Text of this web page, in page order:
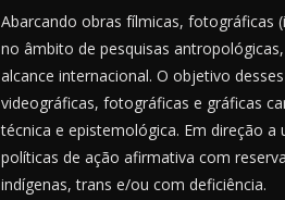
Abarcando obras fílmicas, fotográficas
no âmbito de pesquisas
alcance internacional. O objetivo
videográficas, fotográficas e gráficas
técnica e epistemológica. Em direção a
políticas de ação afirmativa com
indígenas, trans e/ou com deficiência.